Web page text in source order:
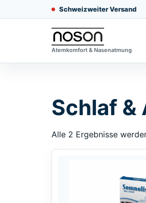
Schweizweiter Versand
Atemkomfort & Nasenatmung
Schlaf &
Alle 2 Ergebnisse